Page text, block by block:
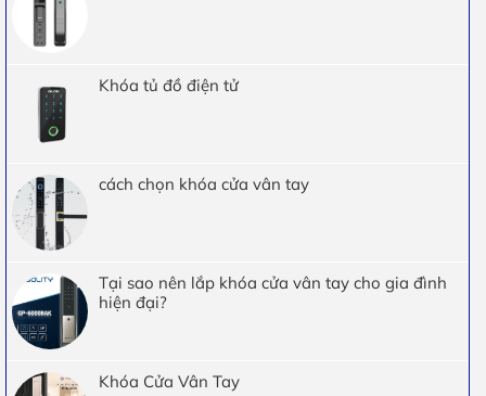
Khóa tủ đồ điện tử
cách chọn khóa cửa vân tay
Tại sao nên lắp khóa cửa vân tay cho gia đình
hiện đại?
Khóa Cửa Vân Tay